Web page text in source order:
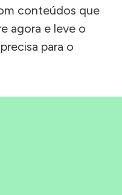
conteúdos que
agora e leve o
para o